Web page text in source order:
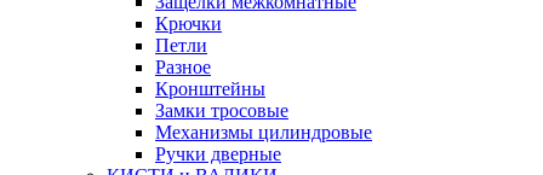
Крючки
Петли
Разное
Кронштейны
Замки тросовые
Механизмы цилиндровые
Ручки дверные